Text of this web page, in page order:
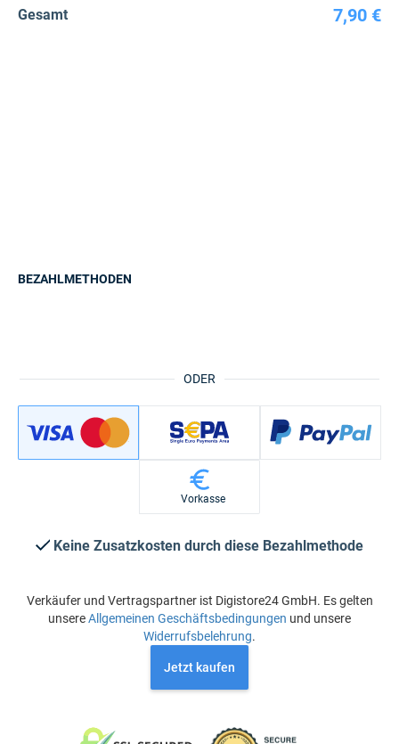
Gesamt 7,90 €
ODER
BEZAHLMETHODEN
Vorkasse
Keine Zusatzkosten durch diese Bezahlmethode
Verkäufer und Vertragspartner ist Digistore24 GmbH. Es gelten
unsereAllgemeinen Geschäftsbedingungen und unsere
Widerrufsbelehrung.
Jetzt kaufen